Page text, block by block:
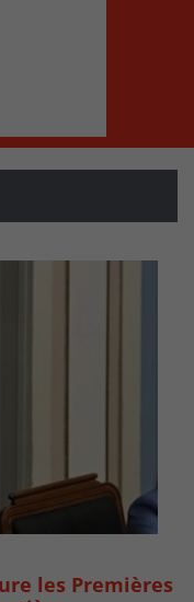
les Premières